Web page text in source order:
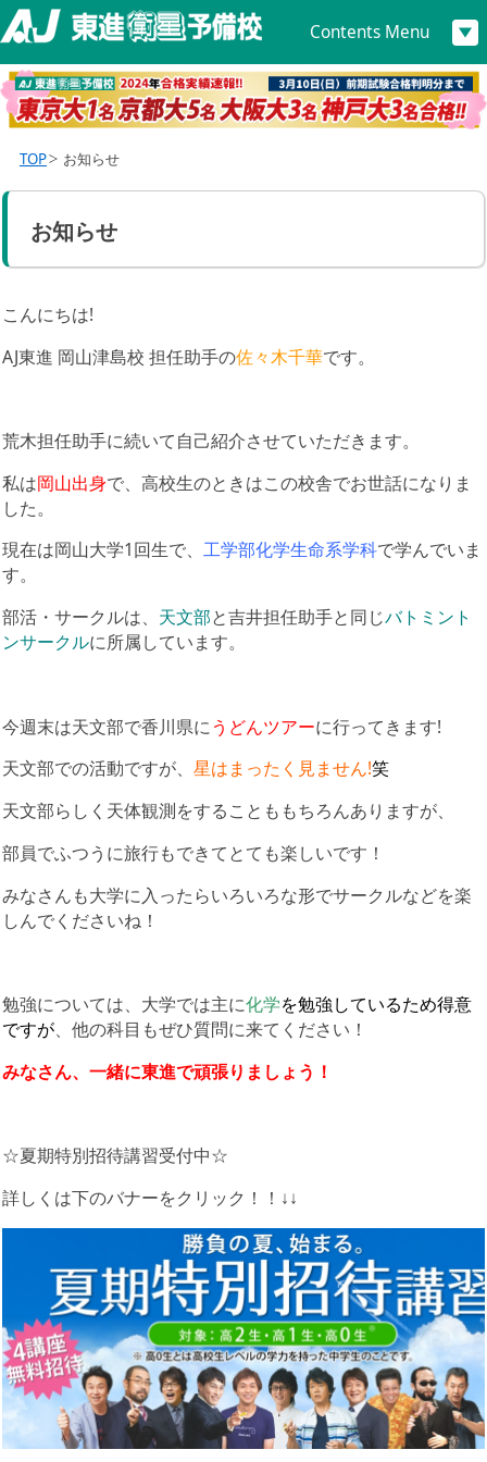
Contents Menu
TOP お知らせ
お知らせ
こんにちは!
AJ東進 岡山津島校 担任助手の佐々木千華です。
荒木担任助手に続いて自己紹介させていただきます。
私は岡山出身で、高校生のときはこの校舎でお世話になりま
した。
現在は岡山大学1回生で、工学部化学生命系学科で学んでいま
す。
部活・サークルは、 天文部と吉井担任助手と同じバトミント
ンサークルに所属しています。
今週末は天文部で香川県にうどんツアーに行ってきます!
天文部での活動ですが、星はまったく見ません!笑
天文部らしく天体観測をすることももちろんありますが、
部員でふつうに旅行もできてとても楽しいです！
みなさんも大学に入ったらいろいろな形でサークルなどを楽
しんでくださいね！
勉強については、大学では主に化学を勉強しているため得意
ですが、他の科目もぜひ質問に来てください！
みなさん、一緒に東進で頑張りましょう！
☆夏期特別招待講習受付中☆
詳しくは下のバナーをクリック！！↓↓